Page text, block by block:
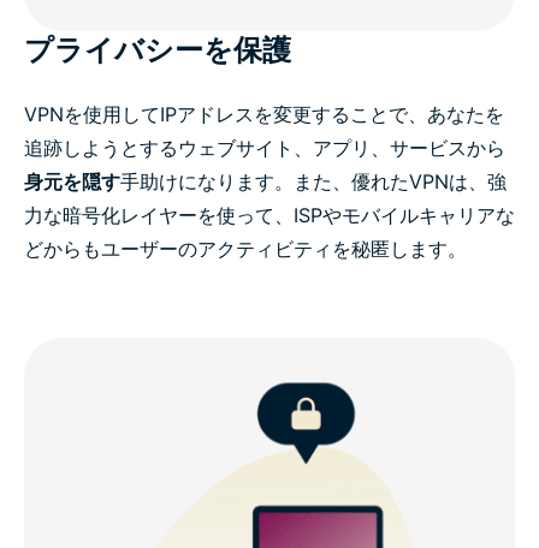
プライバシーを保護
VPNを使用してIPアドレスを変更することで、あなたを
追跡しようとするウェブサイト、アプリ、サービスから
身元を隠す手助けになります。また、優れたVPNは、強
力な暗号化レイヤーを使って、ISPやモバイルキャリアな
どからもユーザーのアクティビティを秘匿します。